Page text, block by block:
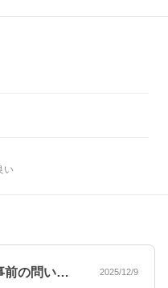
い
納品予定日に届きました。事前の問い合わ… 2025/12/9